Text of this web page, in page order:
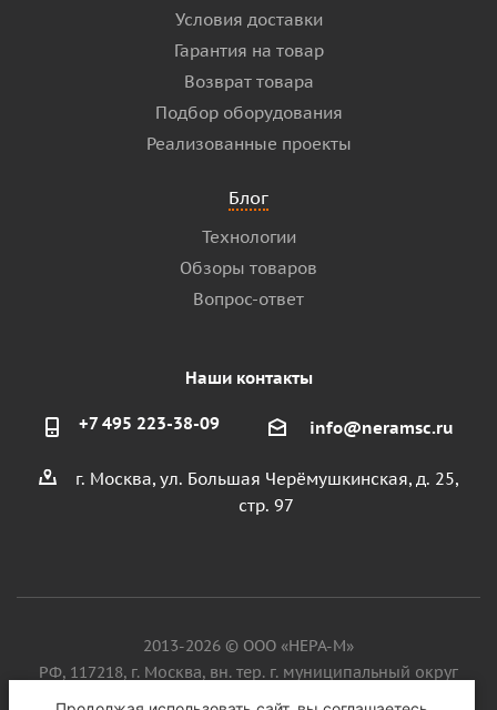
Условия доставки
Гарантия на товар
Возврат товара
Подбор оборудования
Реализованные проекты
Блог
Технологии
Обзоры товаров
Вопрос-ответ
Наши контакты
+7 495 223-38-09 info@neramsc.ru
г. Москва, ул. Большая Черёмушкинская, д. 25,
стр. 97
2013-2026 © ООО «НЕРА-М»
РФ, 117218, г. Москва, вн. тер. г. муниципальный округ
Котловка, ул. Большая Черёмушкинская, д. 25, стр. 97, ИНН